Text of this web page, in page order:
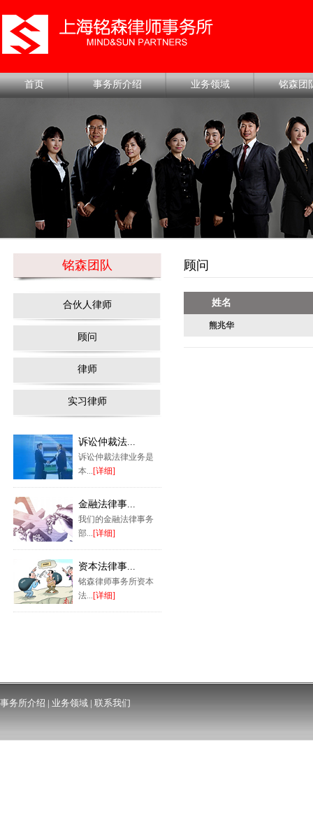
首页 事务所介绍 业务领域 铭森团
铭森团队
合伙人律师
顾问
律师
实习律师
诉讼仲裁法...
诉讼仲裁法律业务是
本...[详细]
金融法律事...
我们的金融法律事务
部...[详细]
资本法律事...
铭森律师事务所资本
法...[详细]
顾问
姓名
熊兆华
事务所介绍 | 业务领域 | 联系我们